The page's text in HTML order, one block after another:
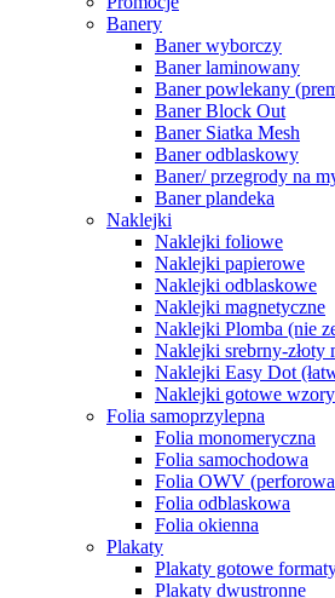
Banery
Baner wyborczy
Baner laminowany
Baner powlekany
Baner Block Out
Baner Siatka Mesh
Baner odblaskowy
Baner/ przegrody na
Baner plandeka
Naklejki
Naklejki foliowe
Naklejki papierowe
Naklejki odblaskowe
Naklejki magnetyczne
Naklejki Plomba (nie
Naklejki srebrny-złoty
Naklejki Easy Dot
Naklejki gotowe wzory
Folia samoprzylepna
Folia monomeryczna
Folia samochodowa
Folia OWV
Folia odblaskowa
Folia okienna
Plakaty
Plakaty gotowe
Plakaty dwustronne